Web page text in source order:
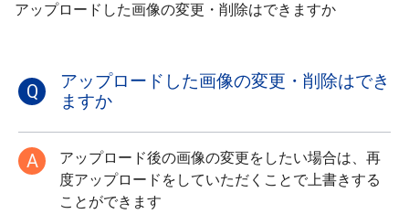
アップロードした画像の変更・削除はできますか
Q
アップロードした画像の変更・削除はでき
ますか
A
アップロード後の画像の変更をしたい場合は、再
度アップロードをしていただくことで上書きする
ことができます